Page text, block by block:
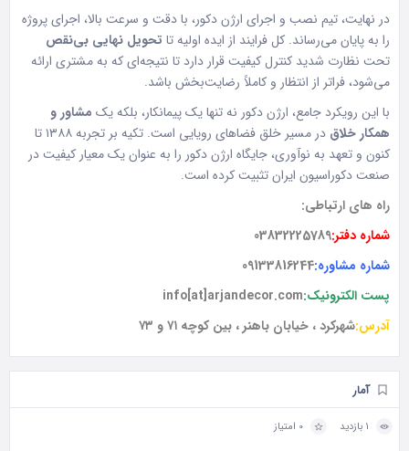
در نهایت، تیم نصب و اجرای ارژن دکور، با دقت و سرعت بالا، اجرای پروژه
را به پایان می‌رساند. کل فرایند از ایده اولیه تا تحویل نهایی بی‌نقص
تحت نظارت شدید کنترل کیفیت قرار دارد تا نتیجه‌ای که به مشتری ارائه
می‌شود، فراتر از انتظار و کاملاً رضایت‌بخش باشد.
با این رویکرد جامع، ارژن دکور نه تنها یک پیمانکار، بلکه یک مشاور و
همکار خلاق
در مسیر خلق فضاهای رویایی است. تکیه بر تجربه ۱۳۸۸ تا
کنون و تعهد به نوآوری، جایگاه ارژن دکور را به عنوان یک معیار کیفیت در
صنعت دکوراسیون ایران تثبیت کرده است.
راه های ارتباطی:
شماره دفتر:03832225789
شماره مشاوره:09133816244
پست الکترونیک:info[at]arjandecor.com
آدرس:شهرکرد ، خیابان باهنر ، بین کوچه ۷۱ و ۷۳
آمار
1 بازدید 0 امتیاز